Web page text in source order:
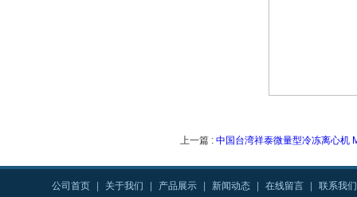
上一篇 : 中国台湾祥泰微量型冷冻离心机
公司首页 关于我们 产品展示 新闻动态 在线留言
联系我们